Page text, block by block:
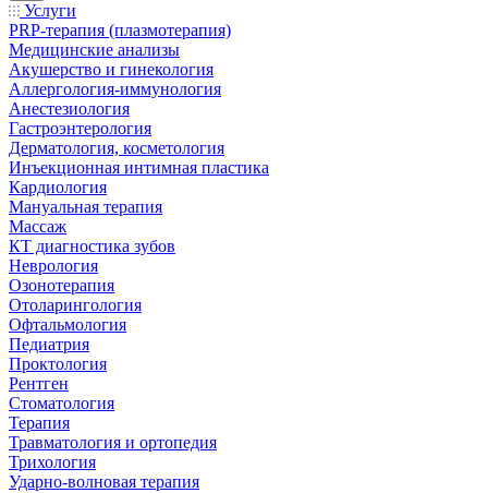
Услуги
PRP-терапия (плазмотерапия)
Медицинские анализы
Акушерство и гинекология
Аллергология-иммунология
Анестезиология
Гастроэнтерология
Дерматология, косметология
Инъекционная интимная пластика
Кардиология
Мануальная терапия
Массаж
КТ диагностика зубов
Неврология
Озонотерапия
Отоларингология
Офтальмология
Педиатрия
Проктология
Рентген
Стоматология
Терапия
Травматология и ортопедия
Трихология
Ударно-волновая терапия